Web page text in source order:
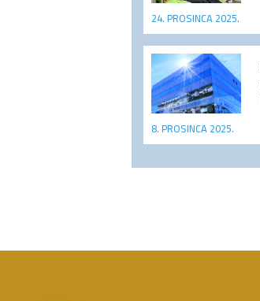
24. PROSINCA 2025.
8. PROSINCA 2025.